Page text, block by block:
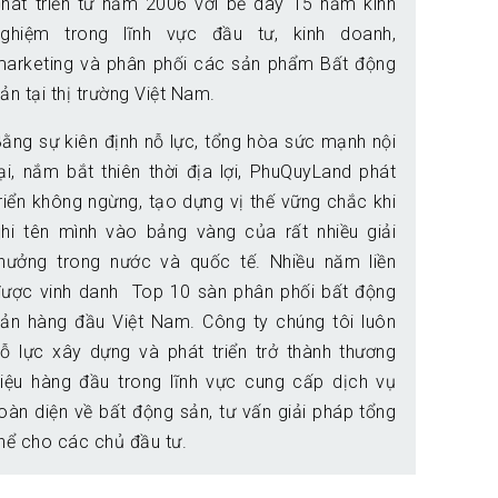
trong lĩnh vực đầu tư, kinh doanh,
và phân phối các sản phẩm Bất động
tại thị trường Việt Nam.
sự kiên định nỗ lực, tổng hòa sức mạnh nội
nắm bắt thiên thời địa lợi, PhuQuyLand phát
không ngừng, tạo dựng vị thế vững chắc khi
tên mình vào bảng vàng của rất nhiều giải
trong nước và quốc tế. Nhiều năm liền
vinh danh Top 10 sàn phân phối bất động
hàng đầu Việt Nam. Công ty chúng tôi luôn
lực xây dựng và phát triển trở thành thương
hàng đầu trong lĩnh vực cung cấp dịch vụ
diện về bất động sản, tư vấn giải pháp tổng
cho các chủ đầu tư.